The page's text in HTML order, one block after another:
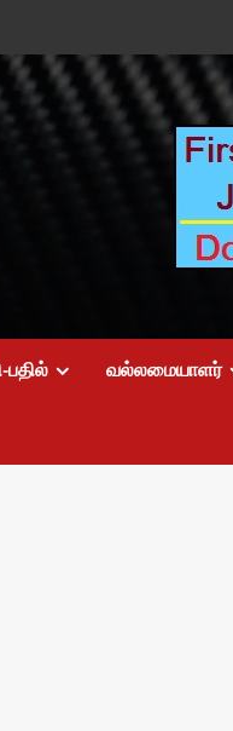
பதில் வல்லமையாளர்